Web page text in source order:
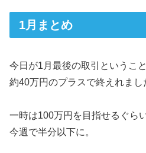
1月まとめ
今日が1月最後の取引というこ
約40万円のプラスで終えれまし
一時は100万円を目指せるぐら
今週で半分以下に。